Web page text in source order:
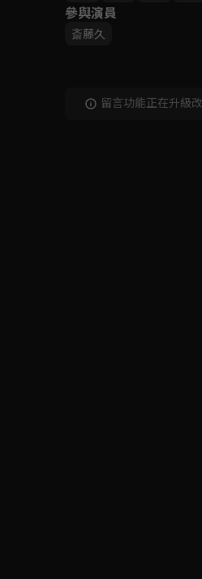
參與演員
斎藤久
留言功能正在升級